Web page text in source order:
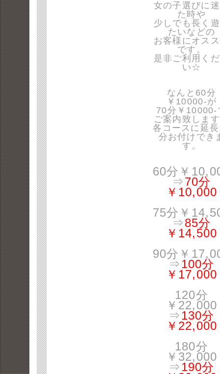
女の子選びに
た時や
少しでも長く
たいなどの
お客様にオス
です。
是非ご利用く
い☆
なんと60分
￥10000-が
70分￥10000-
ご案内致しま
各コースに延
分お付けでき
す。
60分￥
⇒70分
￥10,000
75分￥
⇒85分
￥14,500
90分￥
⇒100分
￥17,000
120分
￥22,000
⇒130分
￥22,000
180分
￥32,000
⇒190分